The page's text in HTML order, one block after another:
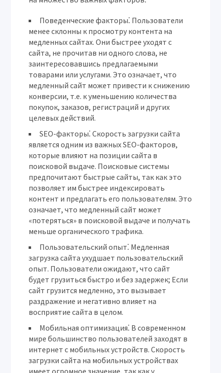
Поведенческие факторы⁚ Пользователи
менее склонны к просмотру контента на
медленных сайтах. Они быстрее уходят с
сайта, не прочитав ни одного слова, не
заинтересовавшись предлагаемыми
товарами или услугами. Это означает, что
медленный сайт может привести к снижению
конверсии, т.е. к уменьшению количества
покупок, заказов, регистраций и других
целевых действий.
SEO-факторы⁚ Скорость загрузки сайта
является одним из важных SEO-факторов,
которые влияют на позиции сайта в
поисковой выдаче. Поисковые системы
предпочитают быстрые сайты, так как это
позволяет им быстрее индексировать
контент и предлагать его пользователям. Это
означает, что медленный сайт может
«потеряться» в поисковой выдаче и получать
меньше органического трафика.
Пользовательский опыт⁚ Медленная
загрузка сайта ухудшает пользовательский
опыт. Пользователи ожидают, что сайт
будет грузиться быстро и без задержек; Если
сайт грузится медленно, это вызывает
раздражение и негативно влияет на
восприятие сайта в целом.
Мобильная оптимизация⁚ В современном
мире большинство пользователей заходят в
интернет с мобильных устройств. Скорость
загрузки сайта на мобильных устройствах
имеет огромное значение, так как у